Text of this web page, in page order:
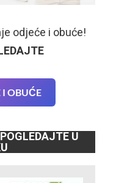
odjeće i obuće!
I OBUĆE
U